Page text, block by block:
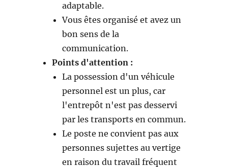
adaptable.
Vous êtes organisé et avez un
bon sens de la
communication.
Points d'attention :
La possession d'un véhicule
personnel est un plus, car
l'entrepôt n'est pas desservi
par les transports en commun.
Le poste ne convient pas aux
personnes sujettes au vertige
en raison du travail fréquent